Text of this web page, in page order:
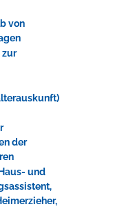
von
zur
der
und